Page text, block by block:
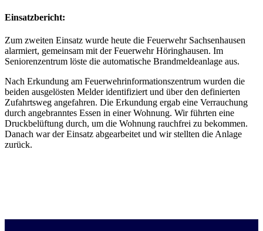
Einsatzbericht:
Zum zweiten Einsatz wurde heute die Feuerwehr Sachsenhausen
alarmiert, gemeinsam mit der Feuerwehr Höringhausen. Im
Seniorenzentrum löste die automatische Brandmeldeanlage aus.
Nach Erkundung am Feuerwehrinformationszentrum wurden die
beiden ausgelösten Melder identifiziert und über den definierten
Zufahrtsweg angefahren. Die Erkundung ergab eine Verrauchung
durch angebranntes Essen in einer Wohnung. Wir führten eine
Druckbelüftung durch, um die Wohnung rauchfrei zu bekommen.
Danach war der Einsatz abgearbeitet und wir stellten die Anlage
zurück.